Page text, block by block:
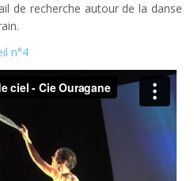
de recherche autour de la danse
n°4